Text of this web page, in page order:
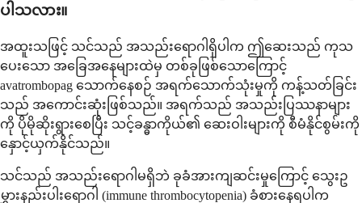
ပါသလား။
အထူးသဖြင့် သင်သည် အသည်းရောဂါရှိပါက ဤဆေးသည် ကုသ
ပေးသော အခြေအနေများထဲမှ တစ်ခုဖြစ်သောကြောင့်
avatrombopag သောက်နေစဉ် အရက်သောက်သုံးမှုကို ကန့်သတ်ခြင်း
သည် အကောင်းဆုံးဖြစ်သည်။ အရက်သည် အသည်းပြဿနာများ
ကို ပိုမိုဆိုးရွားစေပြီး သင့်ခန္ဓာကိုယ်၏ ဆေးဝါးများကို စီမံနိုင်စွမ်းကို
နှောင့်ယှက်နိုင်သည်။
သင်သည် အသည်းရောဂါမရှိဘဲ ခုခံအားကျဆင်းမှုကြောင့် သွေးဥ
မွှားနည်းပါးရောဂါ (immune thrombocytopenia) ခံစားနေရပါက